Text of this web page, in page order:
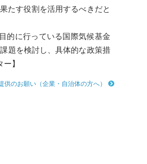
たす役割を活用するべきだと
的に行っている国際気候基金
題を検討し、具体的な政策措
ー 】
供のお願い（企業・自治体の方へ）